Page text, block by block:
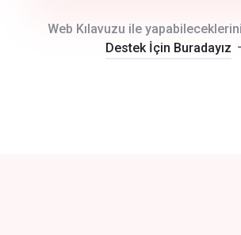
Web Kılavuzu ile
Destek İçin Buradayız